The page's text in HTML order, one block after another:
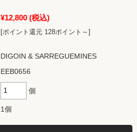
¥12,800 (税込)
[ポイント還元 128ポイント～]
DIGOIN & SARREGUEMINES
EEB0656
個
1個